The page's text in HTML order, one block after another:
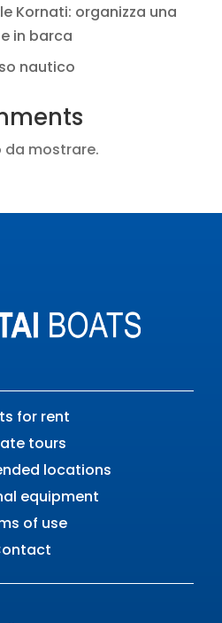
Kornati: organizza una
in barca
nautico
da mostrare.
for rent
tours
locations
equipment
of use